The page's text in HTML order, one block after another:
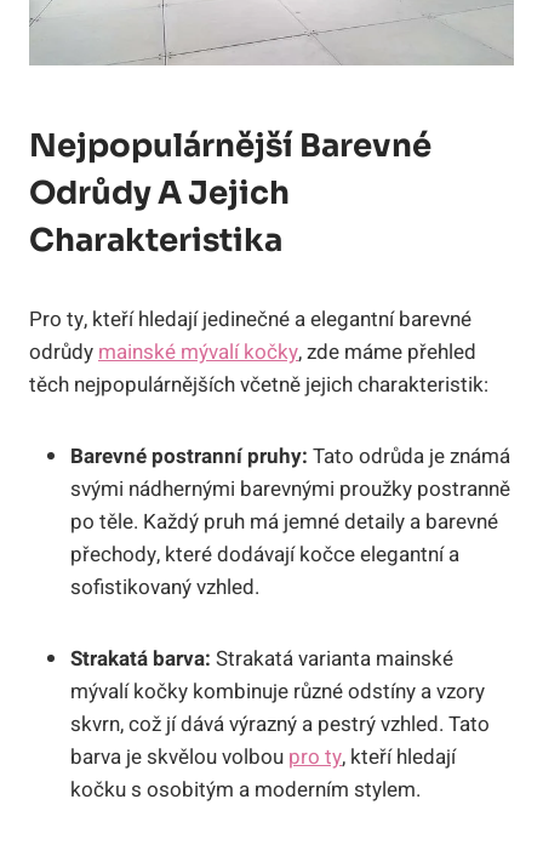
Nejpopulárnější Barevné
Odrůdy A Jejich
Charakteristika
Pro ty, kteří hledají jedinečné a elegantní barevné
odrůdymainské mývalí kočky, zde máme přehled
těch nejpopulárnějších včetně jejich charakteristik:
Barevné postranní pruhy: Tato odrůda je známá
svými nádhernými barevnými proužky postranně
po těle. Každý pruh má jemné detaily a barevné
přechody, které dodávají kočce elegantní a
sofistikovaný vzhled.
Strakatá barva: Strakatá varianta mainské
mývalí kočky kombinuje různé odstíny a vzory
skvrn, což jí dává výrazný a pestrý vzhled. Tato
barva je skvělou volbou pro ty, kteří hledají
kočku s osobitým a moderním stylem.